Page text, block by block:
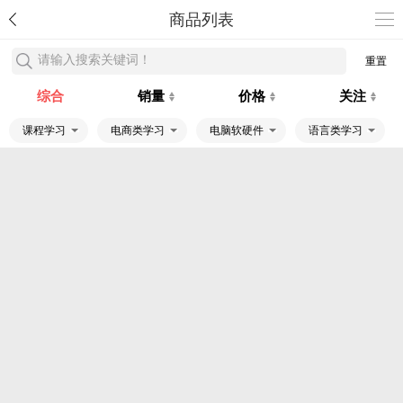
商品列表
请输入搜索关键词！ 重置
综合 销量 价格 关注
课程学习 电商类学习 电脑软硬件 语言类学习